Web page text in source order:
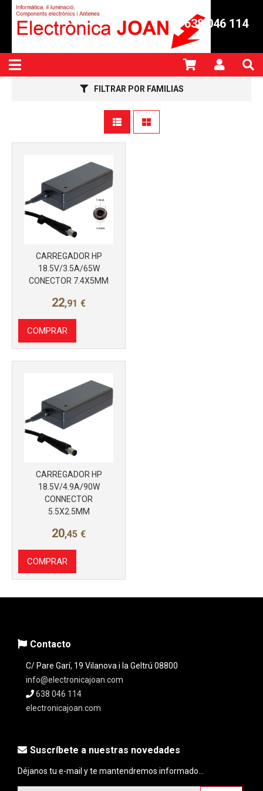
638 046 114
FILTRAR POR FAMILIAS
CARREGADOR HP
18.5V/3.5A/65W
CONECTOR 7.4X5MM
22,91 €
COMPRAR
CARREGADOR HP
18.5V/4.9A/90W
CONNECTOR
5.5X2.5MM
20,45 €
COMPRAR
Contacto
C/ Pare Garí, 19 Vilanova i la Geltrú 08800
info@electronicajoan.com
638 046 114
electronicajoan.com
Suscríbete a nuestras novedades
Déjanos tu e-mail y te mantendremos informado...